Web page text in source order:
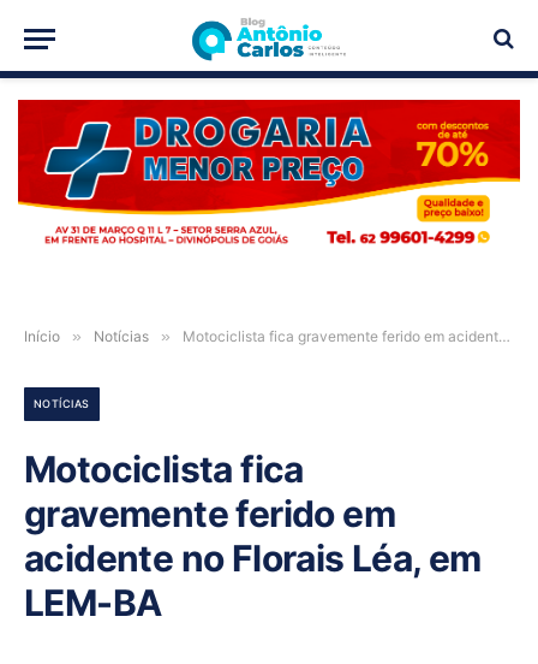
PUBLICIDADE
Início » Notícias » Motociclista fica gravemente ferido em acidente no Florais Léa, em LEM-BA
NOTÍCIAS
Motociclista fica
gravemente ferido em
acidente no Florais Léa, em
LEM-BA